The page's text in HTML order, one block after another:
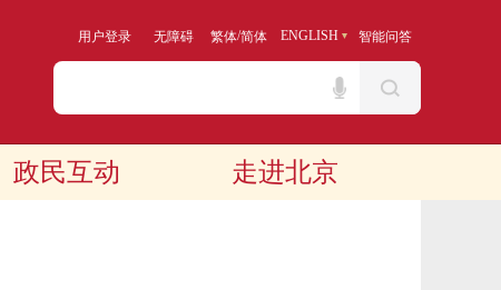
用户登录 无障碍 繁体/简体 ENGLISH 智能问答
政民互动 走进北京